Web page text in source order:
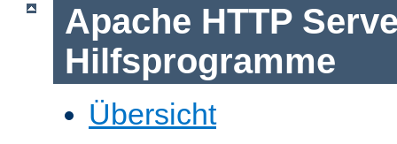
Apache HTTP
Hilfsprogramme
Übersicht